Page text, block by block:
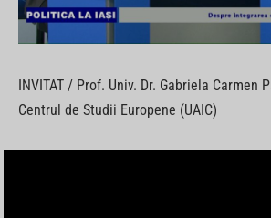
INVITAT / Prof. Univ. Dr. Gabriela Carmen
Centrul de Studii Europene (UAIC)